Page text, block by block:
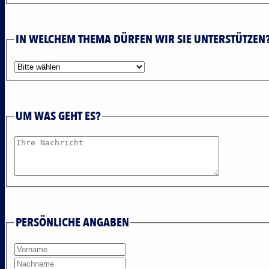
IN WELCHEM THEMA DÜRFEN WIR SIE
UM WAS GEHT ES?
PERSÖNLICHE ANGABEN